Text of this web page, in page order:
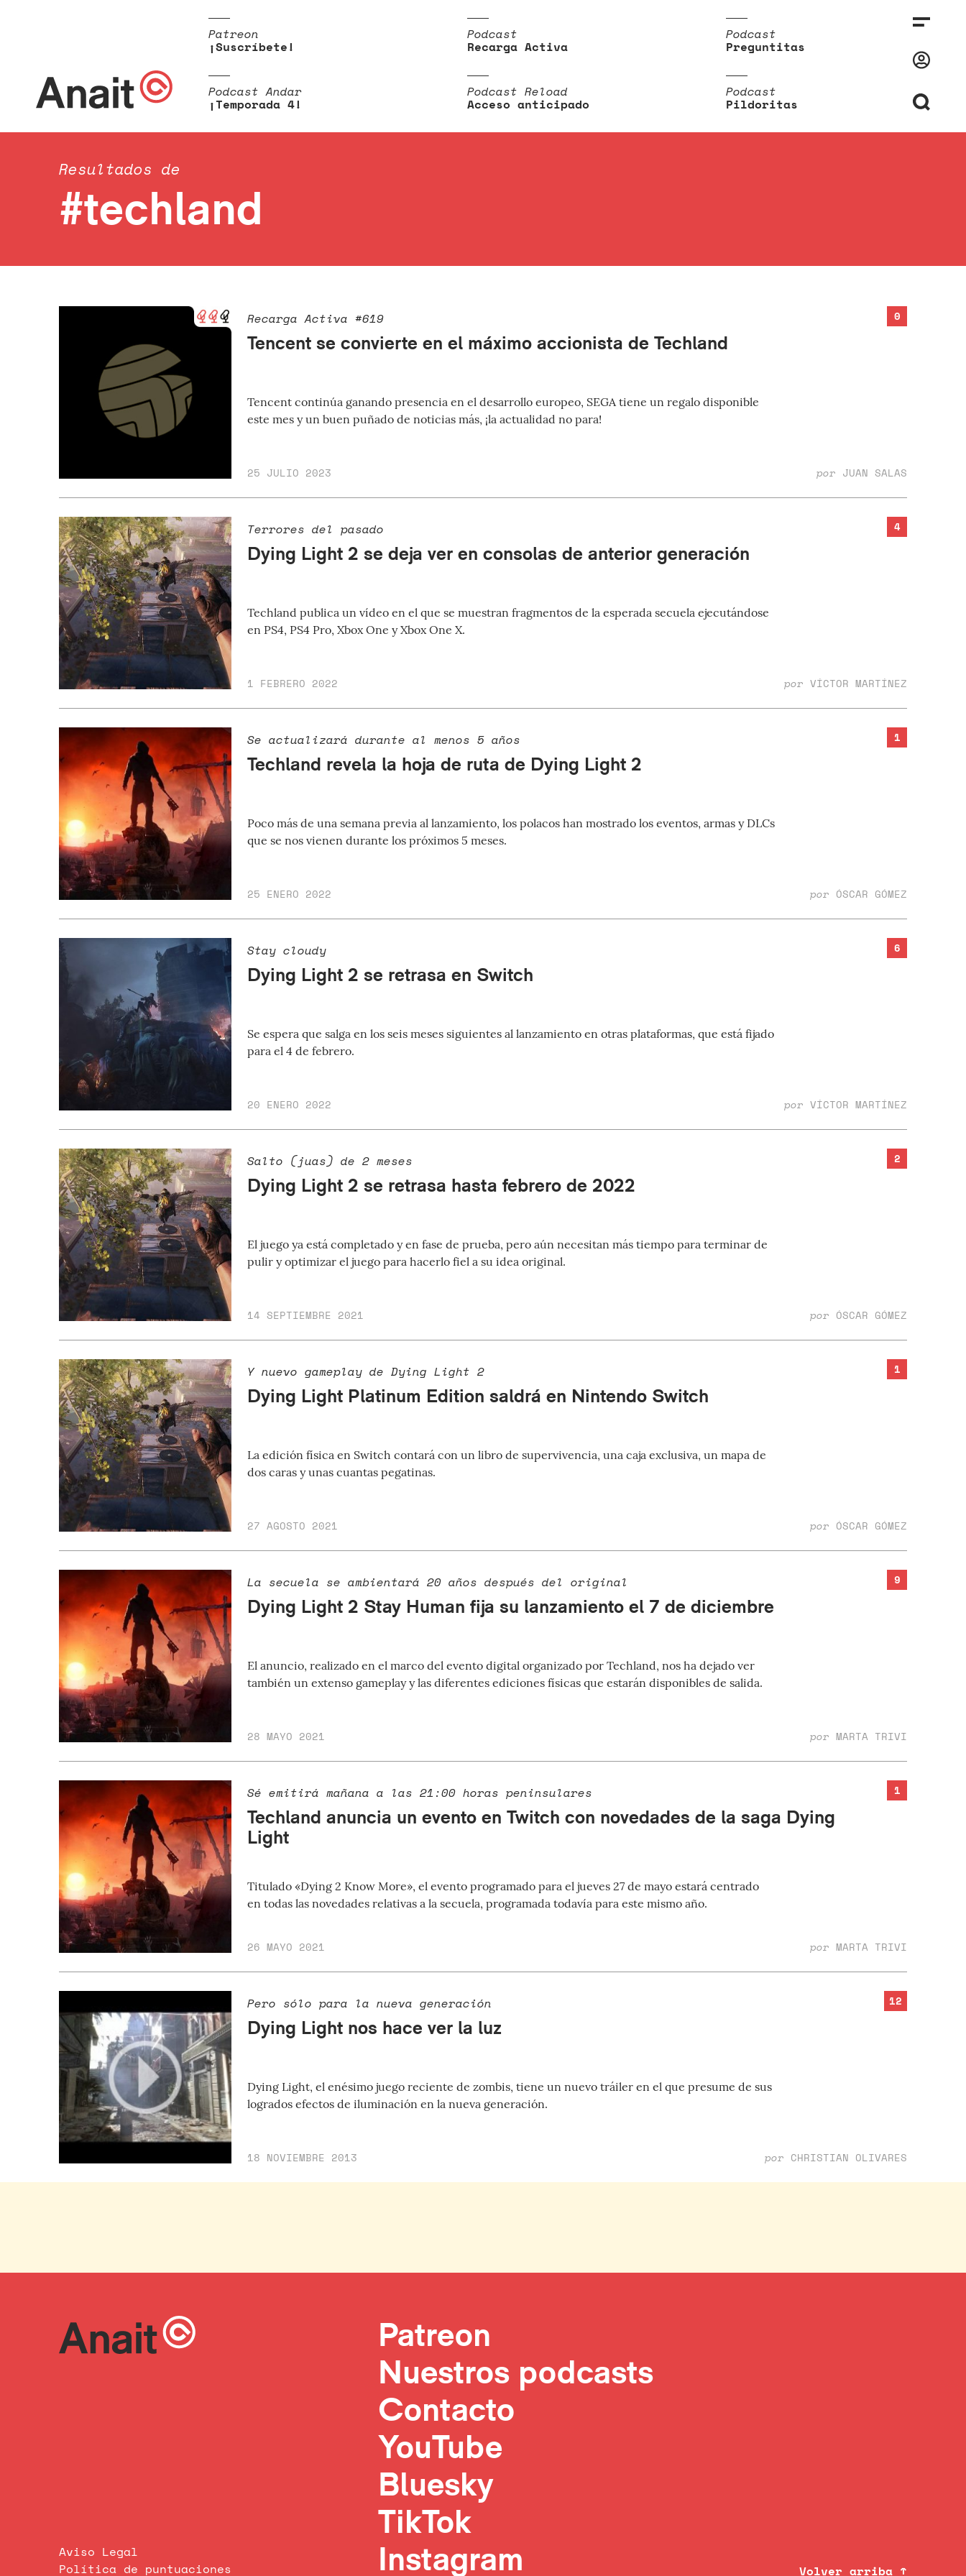
Patreon
¡Suscríbete!
Podcast
Recarga Activa
Podcast
Preguntitas
Podcast Andar
¡Temporada 4!
Podcast Reload
Acceso anticipado
Podcast
Pildoritas
Resultados de
#techland
0
Recarga Activa #619
Tencent se convierte en el máximo accionista de Techland
Tencent continúa ganando presencia en el desarrollo europeo, SEGA tiene un regalo disponible
este mes y un buen puñado de noticias más, ¡la actualidad no para!
25 JULIO 2023 por JUAN SALAS
4
Terrores del pasado
Dying Light 2 se deja ver en consolas de anterior generación
Techland publica un vídeo en el que se muestran fragmentos de la esperada secuela ejecutándose
en PS4, PS4 Pro, Xbox One y Xbox One X.
1 FEBRERO 2022 por VÍCTOR MARTÍNEZ
1
Se actualizará durante al menos 5 años
Techland revela la hoja de ruta de Dying Light 2
Poco más de una semana previa al lanzamiento, los polacos han mostrado los eventos, armas y DLCs
que se nos vienen durante los próximos 5 meses.
25 ENERO 2022 por ÓSCAR GÓMEZ
6
Stay cloudy
Dying Light 2 se retrasa en Switch
Se espera que salga en los seis meses siguientes al lanzamiento en otras plataformas, que está fijado
para el 4 de febrero.
20 ENERO 2022 por VÍCTOR MARTÍNEZ
2
Salto (juas) de 2 meses
Dying Light 2 se retrasa hasta febrero de 2022
El juego ya está completado y en fase de prueba, pero aún necesitan más tiempo para terminar de
pulir y optimizar el juego para hacerlo fiel a su idea original.
14 SEPTIEMBRE 2021 por ÓSCAR GÓMEZ
1
Y nuevo gameplay de Dying Light 2
Dying Light Platinum Edition saldrá en Nintendo Switch
La edición física en Switch contará con un libro de supervivencia, una caja exclusiva, un mapa de
dos caras y unas cuantas pegatinas.
27 AGOSTO 2021 por ÓSCAR GÓMEZ
9
La secuela se ambientará 20 años después del original
Dying Light 2 Stay Human fija su lanzamiento el 7 de diciembre
El anuncio, realizado en el marco del evento digital organizado por Techland, nos ha dejado ver
también un extenso gameplay y las diferentes ediciones físicas que estarán disponibles de salida.
28 MAYO 2021 por MARTA TRIVI
1
Sé emitirá mañana a las 21:00 horas peninsulares
Techland anuncia un evento en Twitch con novedades de la saga Dying
Light
Titulado «Dying 2 Know More», el evento programado para el jueves 27 de mayo estará centrado
en todas las novedades relativas a la secuela, programada todavía para este mismo año.
26 MAYO 2021 por MARTA TRIVI
12
Pero sólo para la nueva generación
Dying Light nos hace ver la luz
Dying Light, el enésimo juego reciente de zombis, tiene un nuevo tráiler en el que presume de sus
logrados efectos de iluminación en la nueva generación.
18 NOVIEMBRE 2013 por CHRISTIAN OLIVARES
Aviso Legal
Política de puntuaciones
Patreon
Nuestros podcasts
Contacto
YouTube
Bluesky
TikTok
Instagram
Volver arriba ↑